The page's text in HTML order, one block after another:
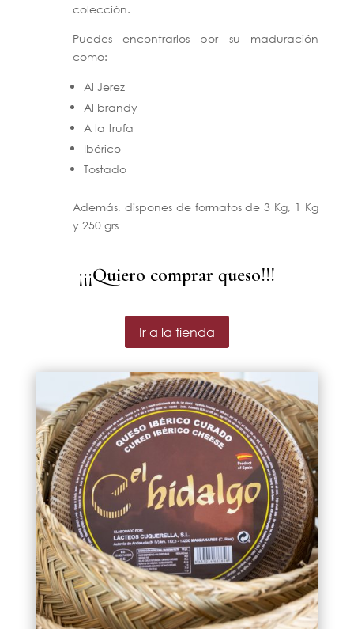
colección.
Puedes encontrarlos por su maduración
como:
Al Jerez
Al brandy
A la trufa
Ibérico
Tostado
Además, dispones de formatos de 3 Kg, 1 Kg
y 250 grs
¡¡¡Quiero comprar queso!!!
Ir a la tienda